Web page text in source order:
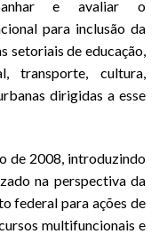
e avaliar o
para inclusão da
setoriais de educação,
transporte, cultura,
dirigidas a esse
de 2008, introduzindo
na perspectiva da
federal para ações de
multifuncionais e